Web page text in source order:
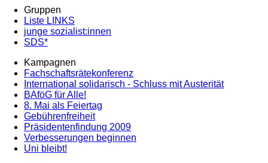
Gruppen
Liste LINKS
junge sozialist:innen
SDS*
Kampagnen
Fachschaftsrätekonferenz
International solidarisch - Schluss mit Austerität
BAföG für Alle!
8. Mai als Feiertag
Gebührenfreiheit
Präsidentenfindung 2009
Verbesserungen beginnen
Uni bleibt!